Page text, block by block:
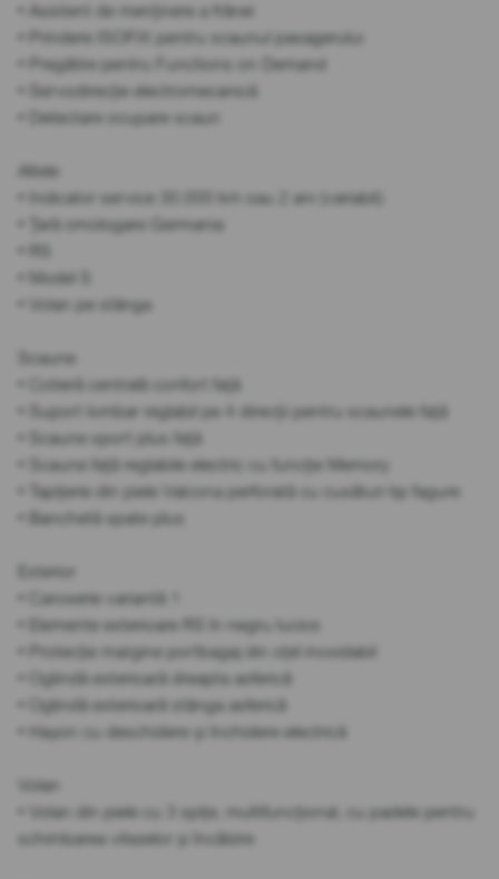
• Asistent de menținere a frânei
• Prindere ISOFIX pentru scaunul pasagerului
• Pregătire pentru Functions on Demand
• Servodirecție electromecanică
• Detectare ocupare scaun
Altele
• Indicator service 30.000 km sau 2 ani (variabil)
• Țară omologare Germania
• Model S
• Volan pe stânga
Scaune
• Cotieră centrală confort față
• Suport lombar reglabil pe 4 direcții pentru scaunele față
• Scaune sport plus față
• Scaune față reglabile electric cu funcție Memory
• Tapițerie din piele Valcona perforată cu cusături tip fagure
• Banchetă spate plus
Exterior
• Caroserie variantă 1
• Elemente exterioare RS în negru lucios
• Protecție margine portbagaj din oțel inoxidabil
• Oglindă exterioară dreapta asferică
• Oglindă exterioară stânga asferică
• Hayon cu deschidere și închidere electrică
Volan
• Volan din piele cu 3 spițe, multifuncțional, cu padele pentru
schimbarea vitezelor și încălzire